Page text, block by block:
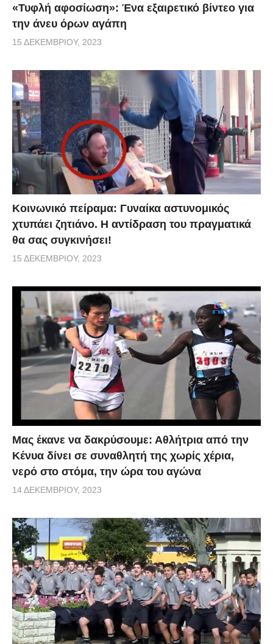
«Τυφλή αφοσίωση»: Ένα εξαιρετικό βίντεο για
την άνευ όρων αγάπη
15 ΔΕΚΕΜΒΡΊΟΥ, 2023
Κοινωνικό πείραμα: Γυναίκα αστυνομικός
χτυπάει ζητιάνο. Η αντίδραση του πραγματικά
θα σας συγκινήσει!
15 ΔΕΚΕΜΒΡΊΟΥ, 2023
Μας έκανε να δακρύσουμε: Αθλήτρια από την
Κένυα δίνει σε συναθλητή της χωρίς χέρια,
νερό στο στόμα, την ώρα του αγώνα
14 ΔΕΚΕΜΒΡΊΟΥ, 2023